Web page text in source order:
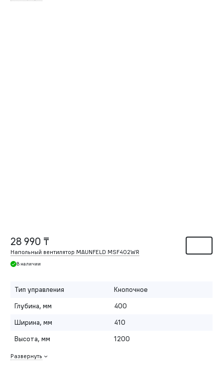
28 990 ₸
Напольный вентилятор MAUNFELD MSF402WR
В наличии
Тип управления
Кнопочное
Глубина, мм
400
Ширина, мм
410
Высота, мм
1200
Развернуть